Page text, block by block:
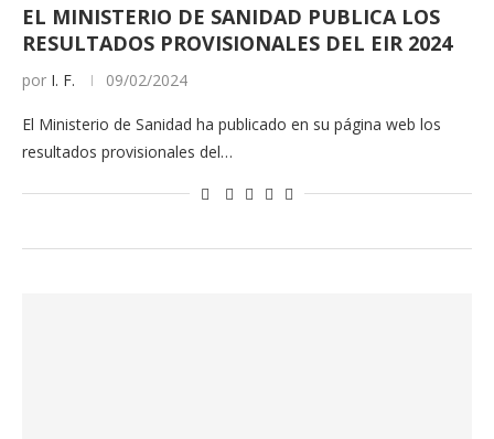
EL MINISTERIO DE SANIDAD PUBLICA LOS
RESULTADOS PROVISIONALES DEL EIR 2024
por I. F. 09/02/2024
El Ministerio de Sanidad ha publicado en su página web los
resultados provisionales del…